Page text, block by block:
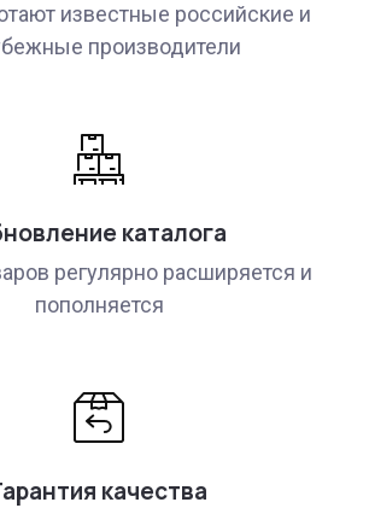
известные российские и
производители
каталога
регулярно расширяется и
пополняется
качества